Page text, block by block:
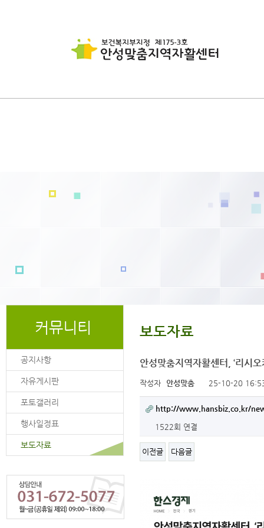
커뮤니티
공지사항
자유게시판
포토갤러리
행사일정표
보도자료
보도자료
안성맞춤지역자활센터, ‘리시
작성자 안성맞춤 25-10-20
http://www.hansbiz.co.kr/
1522회 연결
이전글 다음글